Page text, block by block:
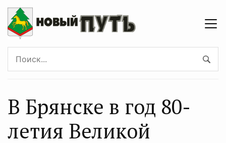
В Брянске в год 80-
летия Великой